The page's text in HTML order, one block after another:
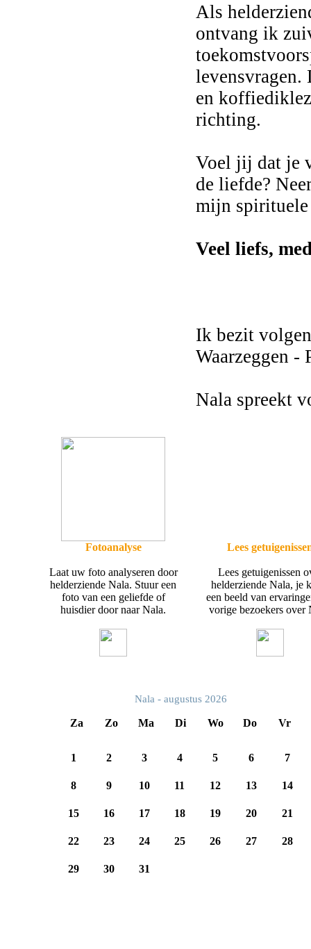
Als
ontvang ik
en
richting.
Voel jij dat je
de liefde?
mijn spirituele
Veel liefs,
Ik bezit
Waarzeggen -
Nala spreekt
Fotoanalyse Lees
Laat uw foto analyseren door
helderziende Nala. Stuur een
foto van een geliefde of
huisdier door naar Nala.
Lees getuigenissen
helderziende Nala, je
een beeld van
vorige bezoekers over
Nala - augustus 2026
Za Zo Ma Di Wo Do Vr
1 2 3 4 5 6 7
8 9 10 11 12 13 14
15 16 17 18 19 20 21
22 23 24 25 26 27 28
29 30 31